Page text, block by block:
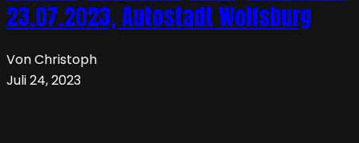
23.07.2023, Autostadt Wolfsburg
Von Christoph
Juli 24, 2023